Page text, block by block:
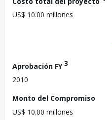
US$ 10.00 millones
Aprobación FY3
2010
Monto del Compromiso
US$ 10.00 millones